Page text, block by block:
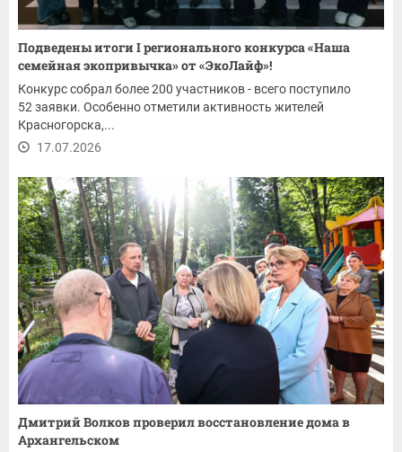
Подведены итоги I регионального конкурса «Наша
семейная экопривычка» от «ЭкоЛайф»!
Конкурс собрал более 200 участников - всего поступило
52 заявки. Особенно отметили активность жителей
Красногорска,...
17.07.2026
Дмитрий Волков проверил восстановление дома в
Архангельском